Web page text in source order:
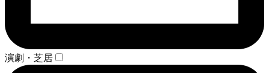
演劇・芝居